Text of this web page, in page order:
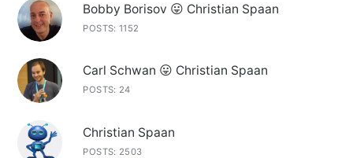
Bobby Borisov 😛 Christian Spaan
POSTS: 1152
Carl Schwan 😛 Christian Spaan
POSTS: 24
Christian Spaan
POSTS: 2503